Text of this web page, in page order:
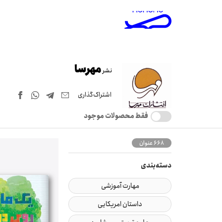
نشرمهرسا
اشتراک‌گذاری
فقط محصولات موجود
668 عنوان
دسته‌بندی
مهارت آموزشی
داستان امریکایی